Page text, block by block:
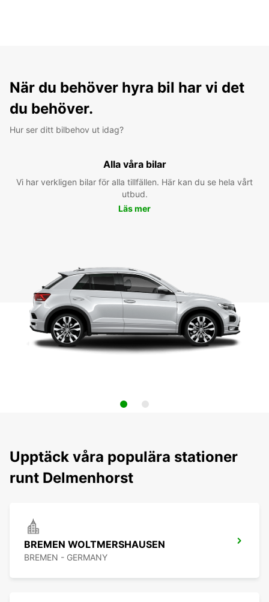
När du behöver hyra bil har vi det
du behöver.
Hur ser ditt bilbehov ut idag?
Alla våra bilar
Vi har verkligen bilar för alla tillfällen. Här kan du se hela vårt
utbud.
Läs mer
Upptäck våra populära stationer
runt Delmenhorst
BREMEN WOLTMERSHAUSEN
BREMEN - GERMANY